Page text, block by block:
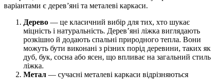
варіантами є дерев’яні та металеві каркаси.
Дерево — це класичний вибір для тих, хто шукає
міцність і натуральність. Дерев’яні ліжка виглядають
розкішно й додають спальні природного тепла. Вони
можуть бути виконані з різних порід деревини, таких як
дуб, бук, сосна або ясен, що впливає на загальний стиль
ліжка.
Метал — сучасні металеві каркаси відрізняються